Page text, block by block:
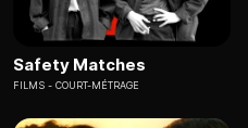
Safety Matches
FILMS COURT-MÉTRAGE